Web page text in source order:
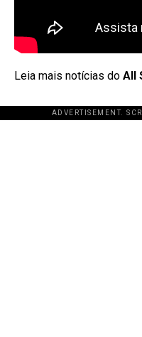
Leia mais notícias do All
ADVERTISEMENT.